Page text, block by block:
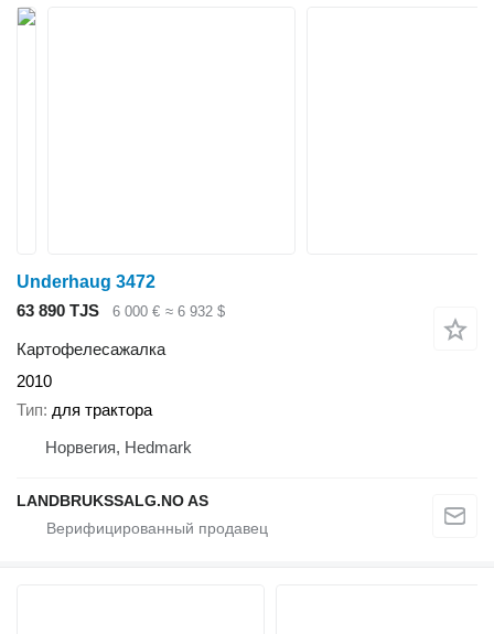
Underhaug 3472
63 890 TJS
6 000 € ≈ 6 932 $
Картофелесажалка
2010
Тип для трактора
Норвегия, Hedmark
LANDBRUKSSALG.NO AS